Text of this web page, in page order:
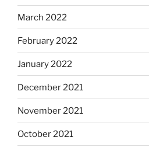
March 2022
February 2022
January 2022
December 2021
November 2021
October 2021